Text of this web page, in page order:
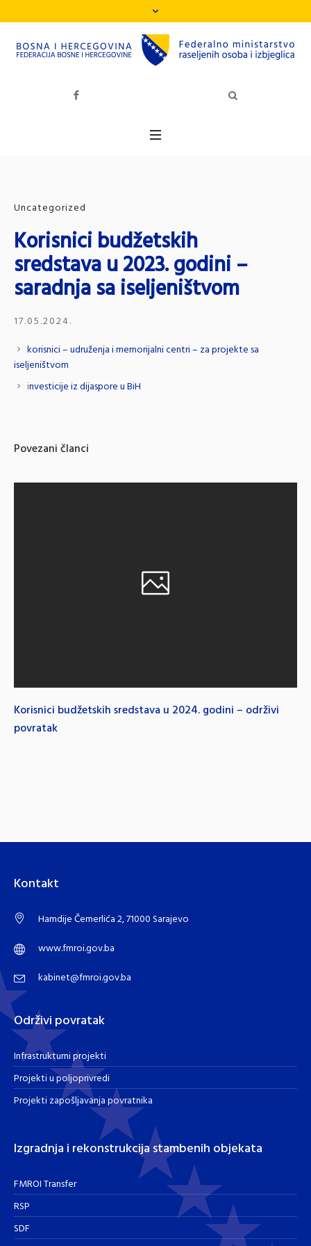
Uncategorized
Korisnici budžetskih
sredstava u 2023. godini –
saradnja sa iseljeništvom
17.05.2024.
korisnici – udruženja i memorijalni centri – za projekte sa
iseljeništvom
investicije iz dijaspore u BiH
Povezani članci
Korisnici budžetskih sredstava u 2024. godini – održivi
povratak
Kontakt
Hamdije Čemerlića 2, 71000 Sarajevo
www.fmroi.gov.ba
kabinet@fmroi.gov.ba
Održivi povratak
Infrastrukturni projekti
Projekti u poljoprivredi
Projekti zapošljavanja povratnika
Izgradnja i rekonstrukcija stambenih objekata
FMROI Transfer
RSP
SDF